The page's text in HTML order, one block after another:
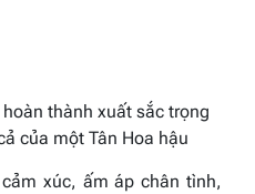
thành xuất sắc trọng
của một Tân Hoa hậu
xúc, ấm áp chân tình,